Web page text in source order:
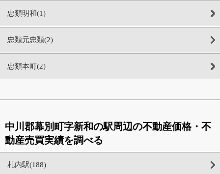
忠類明和(1)
忠類元忠類(2)
忠類本町(2)
中川郡幕別町字新和の駅周辺の不動産価格・不
動産売買実績を調べる
札内駅(188)